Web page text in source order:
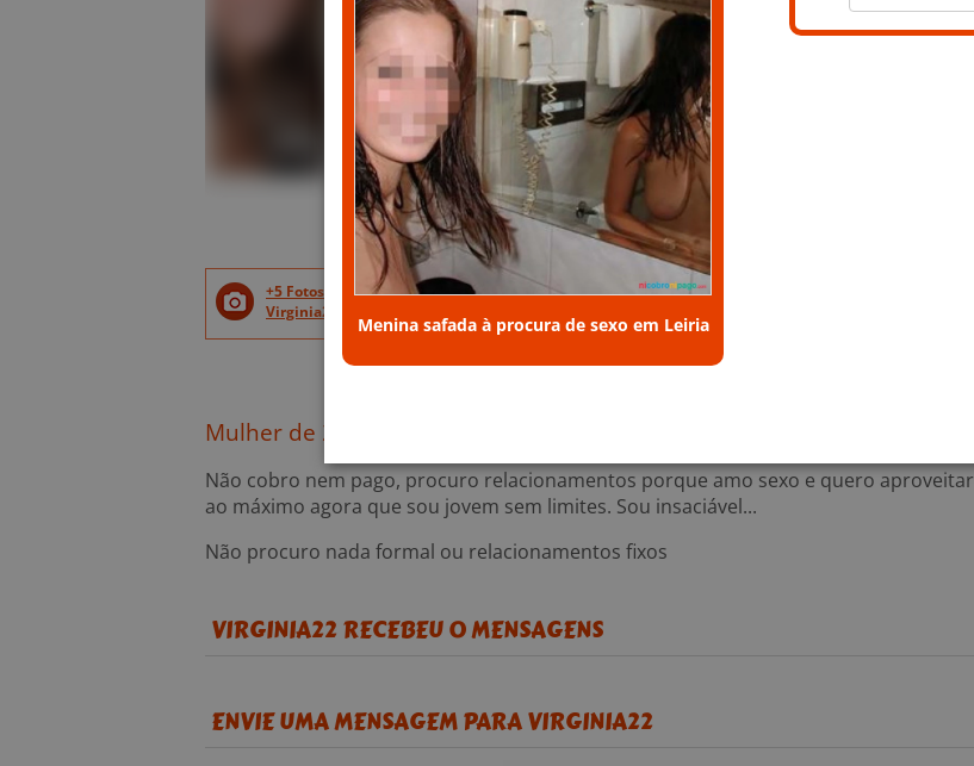
+5 Fotos privadas. Contacte a
Virginia22 para ver as fotos.
NOME
EMAIL
USL******@******.***
TELEFONE
IDADE
SEU
PROCURO
CATEGORIA
FODAMIGOS
Mulher de 22 anos de Peniche procuro um homem para contato
Não cobro nem pago, procuro relacionamentos porque amo sexo e quero aproveitar
ao máximo agora que sou jovem sem limites. Sou insaciável...
Não procuro nada formal ou relacionamentos fixos
VIRGINIA22 RECEBEU 0 MENSAGENS
ENVIE UMA MENSAGEM PARA VIRGINIA22
Menina safada à procura de sexo em Leiria